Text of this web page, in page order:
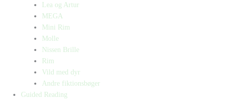
Lea og Artur
MEGA
Mini Rim
Molle
Nissen Brille
Rim
Vild med dyr
Andre fiktionsbøger
Guided Reading